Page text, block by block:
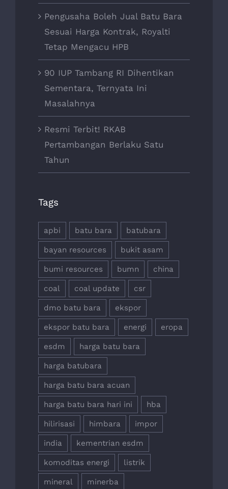
Pengusaha Boleh Jual Batu Bara
Sesuai Harga Kontrak, Royalti
Tetap Mengacu HPB
90 IUP Tambang RI Dihentikan
Sementara, Ternyata Ini
Masalahnya
Resmi Terbit! RKAB
Pertambangan Berlaku Satu
Tahun
Tags
apbi batu bara batubara
bayan resources bukit asam
bumi resources bumn china
coal coal update csr
dmo batu bara ekspor
ekspor batu bara energi eropa
esdm harga batu bara
harga batubara
harga batu bara acuan
harga batu bara hari ini hba
hilirisasi himbara impor
india kementrian esdm
komoditas energi listrik
mineral minerba